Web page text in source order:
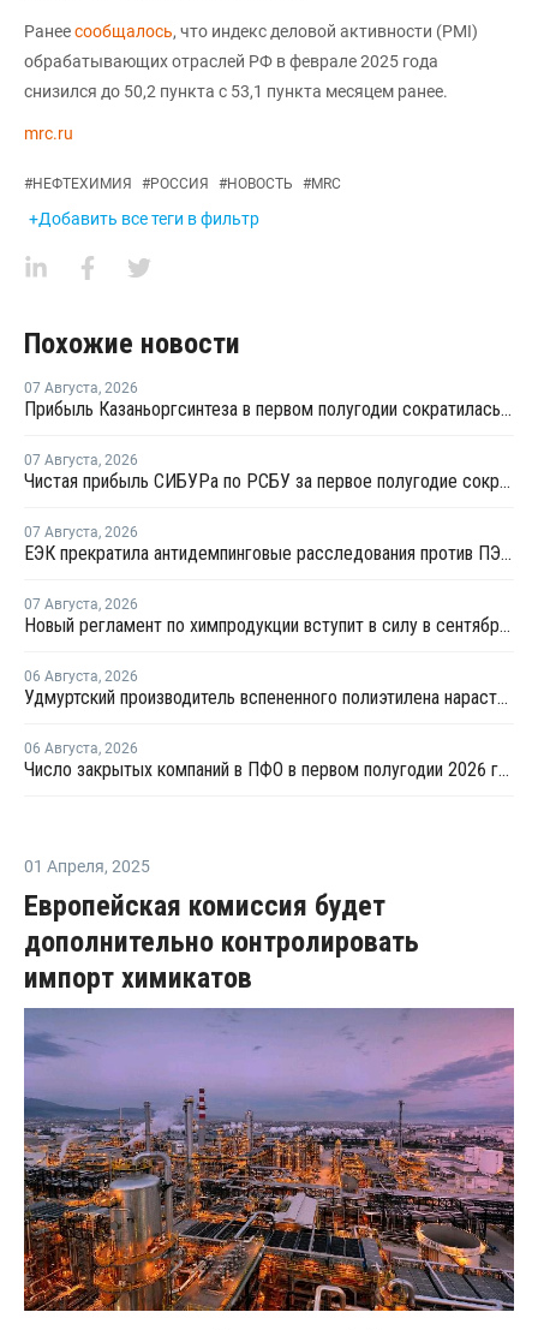
Ранеесообщалось, что индекс деловой активности (PMI)
обрабатывающих отраслей РФ в феврале 2025 года
снизился до 50,2 пункта с 53,1 пункта месяцем ранее.
mrc.ru
#НЕФТЕХИМИЯ #РОССИЯ #НОВОСТЬ #MRC
+Добавить все теги в фильтр
Похожие новости
07 Августа, 2026
Прибыль Казаньоргсинтеза в первом полугодии сократилась более чем в 2 раза
07 Августа, 2026
Чистая прибыль СИБУРа по РСБУ за первое полугодие сократилась в 3,6 раза
07 Августа, 2026
ЕЭК прекратила антидемпинговые расследования против ПЭ и ПП из Азербайджана и Туркменистана
07 Августа, 2026
Новый регламент по химпродукции вступит в силу в сентябре 2027 года
06 Августа, 2026
Удмуртский производитель вспененного полиэтилена нарастит выпуск на 15%
06 Августа, 2026
Число закрытых компаний в ПФО в первом полугодии 2026 года вдвое превысило число новых
01 Апреля, 2025
Европейская комиссия будет
дополнительно контролировать
импорт химикатов